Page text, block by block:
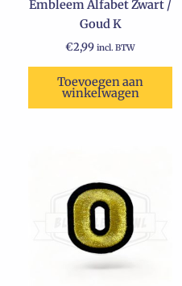
Embleem Alfabet Zwart /
Goud K
€2,99 incl. BTW
Toevoegen aan
winkelwagen